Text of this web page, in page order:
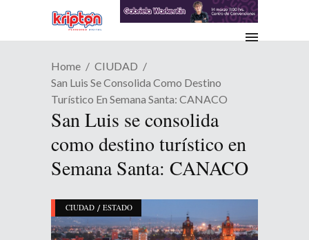
Home
CIUDAD
San Luis Se Consolida Como Destino
Turístico En Semana Santa: CANACO
San Luis se consolida
como destino turístico en
Semana Santa: CANACO
CIUDAD / ESTADO